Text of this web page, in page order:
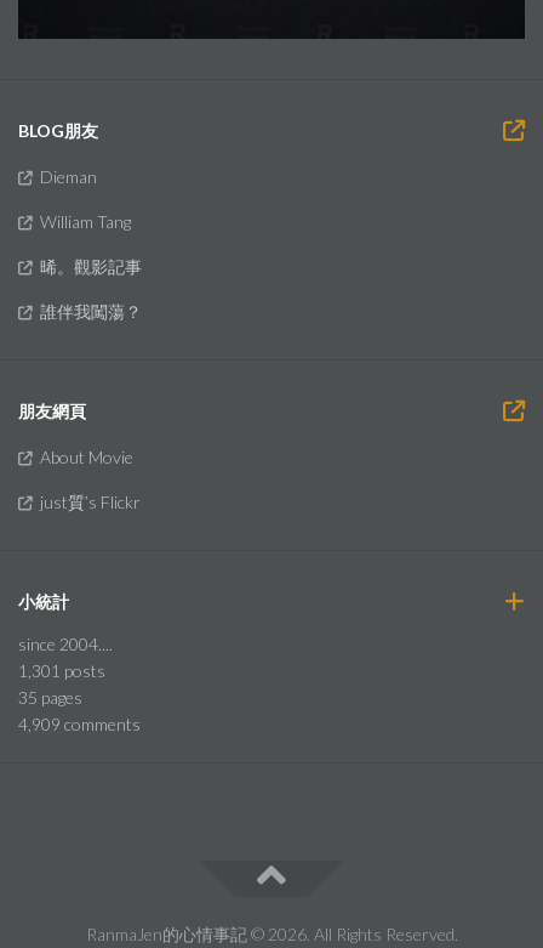
BLOG朋友
Dieman
William Tang
晞。觀影記事
誰伴我闖蕩？
朋友網頁
About Movie
just質’s Flickr
小統計
since 2004....
1,301 posts
35 pages
4,909 comments
RanmaJen的心情事記 © 2026. All Rights Reserved.